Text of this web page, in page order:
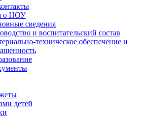
о НОУ
сведения
и воспитательский состав
техническое обеспечение и
детей